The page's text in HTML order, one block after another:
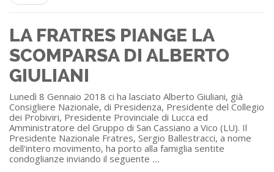
LA FRATRES PIANGE LA
SCOMPARSA DI ALBERTO
GIULIANI
Lunedì 8 Gennaio 2018 ci ha lasciato Alberto Giuliani, già
Consigliere Nazionale, di Presidenza, Presidente del Collegio
dei Probiviri, Presidente Provinciale di Lucca ed
Amministratore del Gruppo di San Cassiano a Vico (LU). Il
Presidente Nazionale Fratres, Sergio Ballestracci, a nome
dell'intero movimento, ha porto alla famiglia sentite
condoglianze inviando il seguente ...